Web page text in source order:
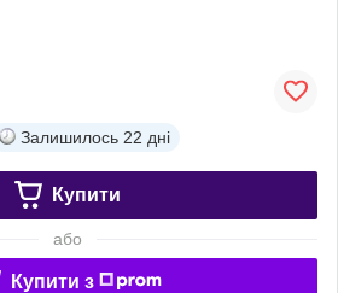
Залишилось 22 дні
Купити
або
Купити з